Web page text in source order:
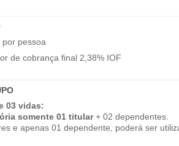
por pessoa
de cobrança final 2,38% IOF
03 vidas:
somente 01 titular+ 02 dependentes.
e apenas 01 dependente, poderá ser